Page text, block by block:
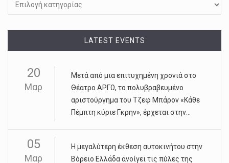
LATEST EVENTS
20
Μαρ
Μετά από μια επιτυχημένη χρονιά στο
Θέατρο ΑΡΓΩ, το πολυβραβευμένο
αριστούργημα του Τζεφ Μπάρον «Κάθε
Πέμπτη κύριε Γκρην», έρχεται στην...
05
Μαρ
Η μεγαλύτερη έκθεση αυτοκινήτου στην
Βόρειο Ελλάδα ανοίγει τις πύλες της